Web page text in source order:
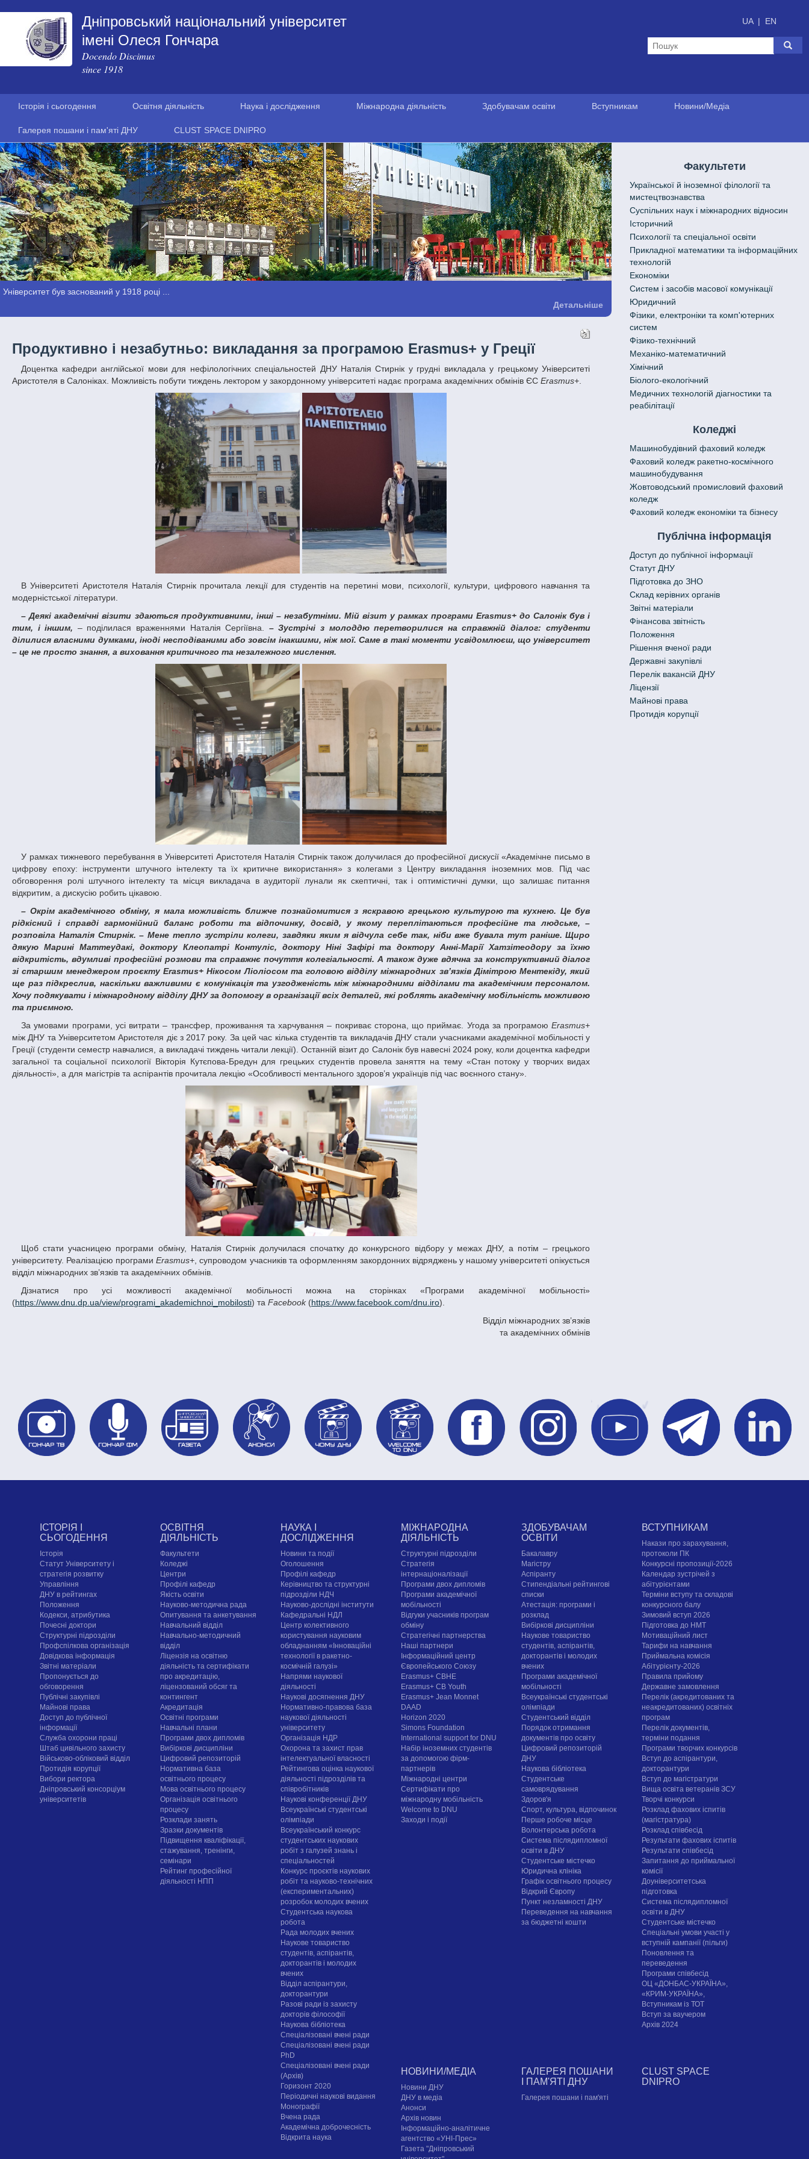
Дніпровський національний університет
імені Олеся Гончара
Docendo Discimus
since 1918
UA | EN
Історія і сьогодення Освітня діяльність Наука і дослідження Міжнародна діяльність Здобувачам освіти Вступникам Новини/Медіа
Галерея пошани і пам'яті ДНУ CLUST SPACE DNIPRO
Університет був заснований у 1918 році ...
Детальніше
Продуктивно і незабутньо: викладання за програмою Erasmus+ у Греції
Доцентка кафедри англійської мови для нефілологічних спеціальностей ДНУ Наталія Стирнік у грудні викладала у грецькому Університеті
Аристотеля в Салоніках. Можливість побути тиждень лектором у закордонному університеті надає програма академічних обмінів ЄСErasmus+
В Університеті Аристотеля Наталія Стирнік прочитала лекції для студентів на перетині мови, психології, культури, цифрового навчання та
модерністської літератури.
– Деякі академічні візити здаються продуктивними, інші – незабутніми. Мій візит у рамках програми Erasmus+до Салонік був і
тим, і іншим, – поділилася враженнями Наталія Сергіївна. – Зустрічі з молоддю перетворилися на справжній діалог: студенти
ділилися власними думками, іноді несподіваними або зовсім інакшими, ніж мої. Саме в такі моменти усвідомлюєш, що університет
– це не просто знання, а виховання критичного та незалежного мислення.
У рамках тижневого перебування в Університеті Аристотеля Наталія Стирнік також долучилася до професійної дискусії «Академічне письмо в
цифрову епоху: інструменти штучного інтелекту та їх критичне використання» з колегами з Центру викладання іноземних мов. Під час
обговорення ролі штучного інтелекту та місця викладача в аудиторії лунали як скептичні, так і оптимістичні думки, що залишає питання
відкритим, а дискусію робить цікавою.
– Окрім академічного обміну, я мала можливість ближче познайомитися з яскравою грецькою культурою та кухнею. Це був
рідкісний і справді гармонійний баланс роботи та відпочинку, досвід, у якому переплітаються професійне та людське, –
розповіла Наталія Стирнік. – Мене тепло зустріли колеги, завдяки яким я відчула себе так, ніби вже бувала тут раніше. Щиро
дякую Марині Маттеудакі, доктору Клеопатрі Контуліс, доктору Ніні Зафірі та доктору Анні-Марії Хатзітеодору за їхню
відкритість, вдумливі професійні розмови та справжнє почуття колегіальності. А також дуже вдячна за конструктивний діалог
зі старшим менеджером проєкту Erasmus+ Нікосом Ліоліосом та головою відділу міжнародних зв’язків Дімітрою Ментекіду, який
ще раз підкреслив, наскільки важливими є комунікація та узгодженість між міжнародними відділами та академічним персоналом.
Хочу подякувати і міжнародному відділу ДНУ за допомогу в організації всіх деталей, які роблять академічну мобільність можливою
та приємною.
За умовами програми, усі витрати – трансфер, проживання та харчування – покриває сторона, що приймає. Угода за програмоюErasmus+
між ДНУ та Університетом Аристотеля діє з 2017 року. За цей час кілька студентів та викладачів ДНУ стали учасниками академічної мобільності у
Греції (студенти семестр навчалися, а викладачі тиждень читали лекції). Останній візит до Салонік був навесні 2024 року, коли доцентка кафедри
загальної та соціальної психології Вікторія Кутєпова-Бредун для грецьких студентів провела заняття на тему «Стан потоку у творчих видах
діяльності», а для магістрів та аспірантів прочитала лекцію «Особливості ментального здоров’я українців під час воєнного стану».
Щоб стати учасницею програми обміну, Наталія Стирнік долучилася спочатку до конкурсного відбору у межах ДНУ, а потім – грецького
університету. Реалізацією програмиErasmus+ , супроводом учасників та оформленням закордонних відряджень у нашому університеті опікується
відділ міжнародних зв’язків та академічних обмінів.
Дізнатися про усі можливості академічної мобільності можна на сторінках «Програми академічної мобільності»
(https://www.dnu.dp.ua/view/programi_akademichnoi_mobilosti) таFacebook(https://www.facebook.com/dnu.iro).
Відділ міжнародних зв’язків
та академічних обмінів
Факультети
Української й іноземної філології та
мистецтвознавства
Cуспільних наук і міжнародних відносин
Історичний
Психології та спеціальної освіти
Прикладної математики та інформаційних
технологій
Економіки
Систем і засобів масової комунікації
Юридичний
Фізики, електроніки та комп'ютерних
систем
Фізико-технічний
Механіко-математичний
Хімічний
Біолого-екологічний
Медичних технологій діагностики та
реабілітації
Коледжі
Машинобудівний фаховий коледж
Фаховий коледж ракетно-космічного
машинобудування
Жовтоводський промисловий фаховий
коледж
Фаховий коледж економіки та бізнесу
Публічна інформація
Доступ до публічної інформації
Статут ДНУ
Підготовка до ЗНО
Склад керівних органів
Звітні матеріали
Фінансова звітність
Положення
Рішення вченої ради
Державні закупівлі
Перелік вакансій ДНУ
Ліцензії
Майнові права
Протидія корупції
ІСТОРІЯ І
СЬОГОДЕННЯ
Історія
Статут Університету і
стратегія розвитку
Управління
ДНУ в рейтингах
Положення
Кодекси, атрибутика
Почесні доктори
Структурні підрозділи
Профспілкова організація
Довідкова інформація
Звітні матеріали
Пропонується до
обговорення
Публічні закупівлі
Майнові права
Доступ до публічної
інформації
Служба охорони праці
Штаб цивільного захисту
Військово-обліковий відділ
Протидія корупції
Вибори ректора
Дніпровський консорціум
університетів
ОСВІТНЯ
ДІЯЛЬНІСТЬ
Факультети
Коледжі
Центри
Профілі кафедр
Якість освіти
Науково-методична рада
Опитування та анкетування
Навчальний відділ
Навчально-методичний
відділ
Ліцензія на освітню
діяльність та сертифікати
про акредитацію,
ліцензований обсяг та
контингент
Акредитація
Освітні програми
Навчальні плани
Програми двох дипломів
Вибіркові дисципліни
Цифровий репозиторій
Нормативна база
освітнього процесу
Мова освітнього процесу
Організація освітнього
процесу
Розклади занять
Зразки документів
Підвищення кваліфікації,
стажування, тренінги,
семінари
Рейтинг професійної
діяльності НПП
НАУКА І
ДОСЛІДЖЕННЯ
Новини та події
Оголошення
Профілі кафедр
Керівництво та структурні
підрозділи НДЧ
Науково-дослідні інститути
Кафедральні НДЛ
Центр колективного
користування науковим
обладнанням «Інноваційні
технології в ракетно-
космічній галузі»
Напрями наукової
діяльності
Наукові досягнення ДНУ
Нормативно-правова база
наукової діяльності
університету
Організація НДР
Охорона та захист прав
інтелектуальної власності
Рейтингова оцінка наукової
діяльності підрозділів та
співробітників
Наукові конференції ДНУ
Всеукраїнські студентські
олімпіади
Всеукраїнський конкурс
студентських наукових
робіт з галузей знань і
спеціальностей
Конкурс проєктів наукових
робіт та науково-технічних
(експериментальних)
розробок молодих вчених
Студентська наукова
робота
Рада молодих вчених
Наукове товариство
студентів, аспірантів,
докторантів і молодих
вчених
Відділ аспірантури,
докторантури
Разові ради із захисту
докторів філософії
Наукова бібліотека
Спеціалізовані вчені ради
Спеціалізовані вчені ради
PhD
Спеціалізовані вчені ради
(Архів)
Горизонт 2020
Періодичні наукові видання
Монографії
Вчена рада
Академічна доброчесність
Відкрита наука
МІЖНАРОДНА
ДІЯЛЬНІСТЬ
Структурні підрозділи
Стратегія
інтернаціоналізації
Програми двох дипломів
Програми академічної
мобільності
Відгуки учасників програм
обміну
Стратегічні партнерства
Наші партнери
Інформаційний центр
Європейського Союзу
Erasmus+ CBHE
Erasmus+ CB Youth
Erasmus+ Jean Monnet
DAAD
Horizon 2020
Simons Foundation
International support for DNU
Набір іноземних студентів
за допомогою фірм-
партнерів
Міжнародні центри
Сертифікати про
міжнародну мобільність
Welcome to DNU
Заходи і події
ЗДОБУВАЧАМ
ОСВІТИ
Бакалавру
Магістру
Аспіранту
Стипендіальні рейтингові
списки
Атестація: програми і
розклад
Вибіркові дисципліни
Наукове товариство
студентів, аспірантів,
докторантів і молодих
вчених
Програми академічної
мобільності
Всеукраїнські студентські
олімпіади
Студентський відділ
Порядок отримання
документів про освіту
Цифровий репозиторій
ДНУ
Наукова бібліотека
Студентське
самоврядування
Здоров'я
Спорт, культура, відпочинок
Перше робоче місце
Волонтерська робота
Система післядипломної
освіти в ДНУ
Cтудентське містечко
Юридична клініка
Графік освітнього процесу
Відкрий Європу
Пункт незламності ДНУ
Переведення на навчання
за бюджетні кошти
ВСТУПНИКАМ
Накази про зарахування,
протоколи ПК
Конкурсні пропозиції-2026
Календар зустрічей з
абітурієнтами
Терміни вступу та складові
конкурсного балу
Зимовий вступ 2026
Підготовка до НМТ
Мотиваційний лист
Тарифи на навчання
Приймальна комісія
Абітурієнту-2026
Правила прийому
Державне замовлення
Перелік (акредитованих та
неакредитованих) освітніх
програм
Перелік документів,
терміни подання
Програми творчих конкурсiв
Вступ до аспірантури,
докторантури
Вступ до магістратури
Вища освіта ветеранів ЗСУ
Творчі конкурси
Розклад фахових іспитів
(магістратура)
Розклад співбесід
Результати фахових іспитів
Результати співбесід
Запитання до приймальної
комісії
Доуніверситетська
підготовка
Система післядипломної
освіти в ДНУ
Cтудентське містечко
Спеціальні умови участі у
вступній кампанії (пільги)
Поновлення та
переведення
Програми співбесід
ОЦ «ДОНБАС-УКРАЇНА»,
«КРИМ-УКРАЇНА»,
Вступникам із ТОТ
Вступ за ваучером
Архів 2024
НОВИНИ/МЕДІА
Новини ДНУ
ДНУ в медіа
Анонси
Архів новин
Інформаційно-аналітичне
агентство «УНІ-Прес»
Газета "Дніпровський
ГАЛЕРЕЯ ПОШАНИ
І ПАМ'ЯТІ ДНУ
Галерея пошани і пам'яті
CLUST SPACE
DNIPRO